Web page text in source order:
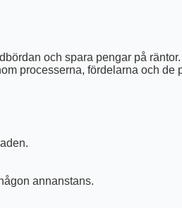
och spara pengar på
processerna, fördelarna och de
annanstans.